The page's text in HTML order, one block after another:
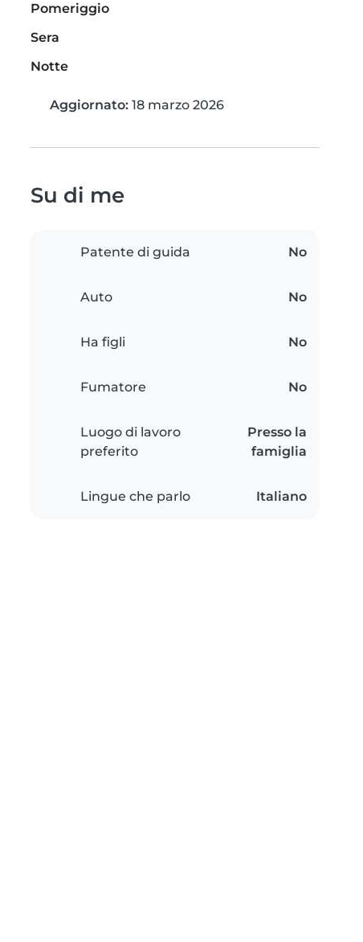
Pomeriggio
Sera
Notte
Aggiornato: 18 marzo 2026
Su di me
Patente di guida No
Auto No
Ha figli No
Fumatore No
Luogo di lavoro
preferito
Presso la
famiglia
Lingue che parlo Italiano